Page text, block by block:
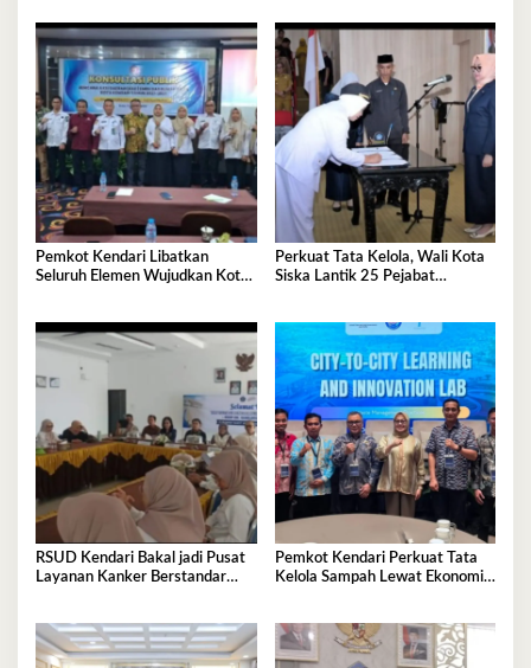
Pemkot Kendari Libatkan
Seluruh Elemen Wujudkan Kota
Perkuat Tata Kelola, Wali Kota
Siska Lantik 25 Pejabat
RSUD Kendari Bakal jadi Pusat
Layanan Kanker Berstandar
Pemkot Kendari Perkuat Tata
Kelola Sampah Lewat Ekonomi